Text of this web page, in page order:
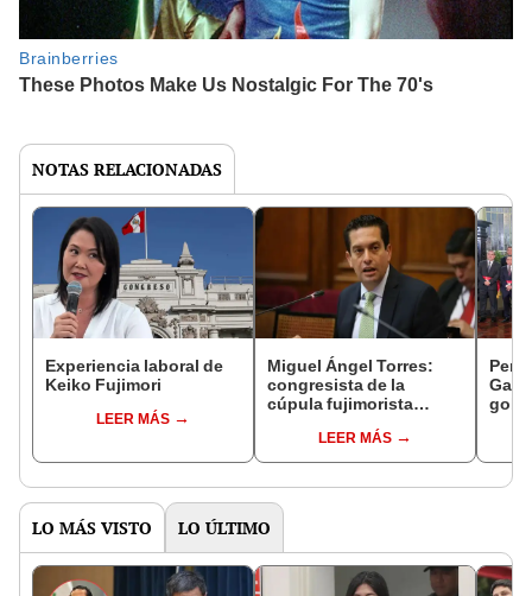
NOTAS RELACIONADAS
Experiencia laboral de
Keiko Fujimori
LEER MÁS
Miguel Ángel Torres:
congresista de la
cúpula fujimorista
del SenadoLEER MÁS
LO MÁS VISTO LO ÚLTIMO